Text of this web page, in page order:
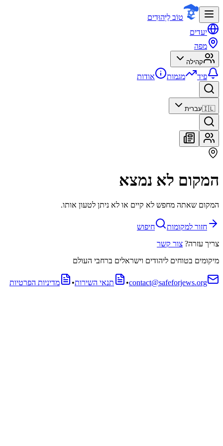
טוֹב לַיְּהוּדִים
יעדים
מפה
קהילה
פיד מגמות אודות
🇮🇱עברית
המקום לא נמצא
המקום שאתה מחפש לא קיים או לא ניתן לטעון אותו.
חזור למקומות
חיפוש
צריך עזרה? צור קשר
מיקומים בטוחים ליהודים וישראלים ברחבי העולם
contact@safeforjews.org
• תנאי השירות• מדיניות הפרטיות